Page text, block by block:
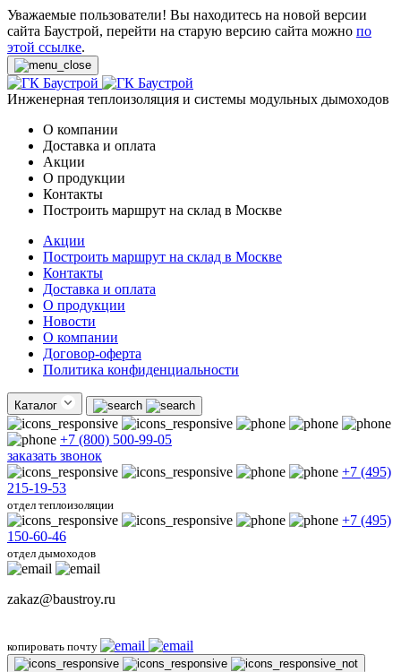
Уважаемые пользователи! Вы находитесь на новой версии
сайта Баустрой, перейти на старую версию сайта можно по
этой ссылке.
Инженерная теплоизоляция и системы модульных дымоходов
О компании
Доставка и оплата
Акции
О продукции
Контакты
Построить маршрут на склад в Москве
Акции
Построить маршрут на склад в Москве
Контакты
Доставка и оплата
О продукции
Новости
О компании
Договор-оферта
Политика конфиденциальности
Каталог
+7 (800) 500-99-05
заказать звонок
+7 (495)
215-19-53
отдел теплоизоляции
+7 (495)
150-60-46
отдел дымоходов
zakaz@baustroy.ru
копировать почту